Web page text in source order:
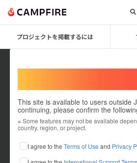
プロジェクトを掲載するには
This site is available to users outside
continuing, please confirm the
※ Some features may not be available
country, region, or project.
I agree to the Terms of Use and Privacy
UTABU
これまでに2件のプロジェクトを投稿して